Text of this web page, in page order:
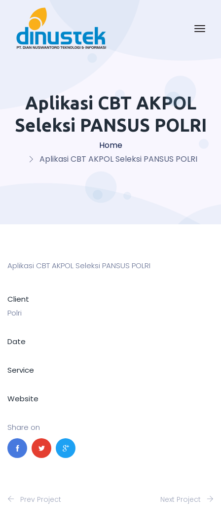
Aplikasi CBT AKPOL
Seleksi PANSUS POLRI
Home
Aplikasi CBT AKPOL Seleksi PANSUS POLRI
Aplikasi CBT AKPOL Seleksi PANSUS POLRI
Client
Polri
Date
Service
Website
Share on
Prev Project Next Project